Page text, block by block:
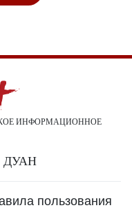
ИНФОРМАЦИОННОЕ
ДУАН
пользования